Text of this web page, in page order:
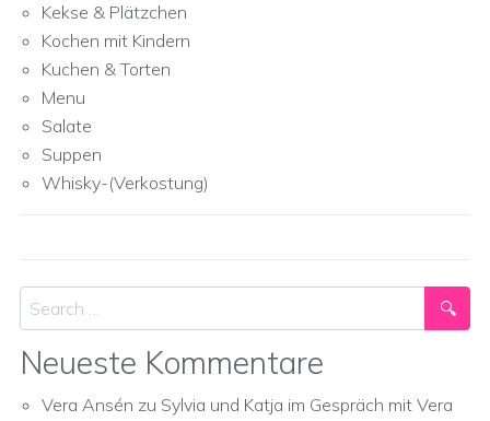
Kekse & Plätzchen
Kochen mit Kindern
Kuchen & Torten
Menu
Salate
Suppen
Whisky-(Verkostung)
Search
Neueste Kommentare
Vera Ansén zu Sylvia und Katja im Gespräch mit Vera